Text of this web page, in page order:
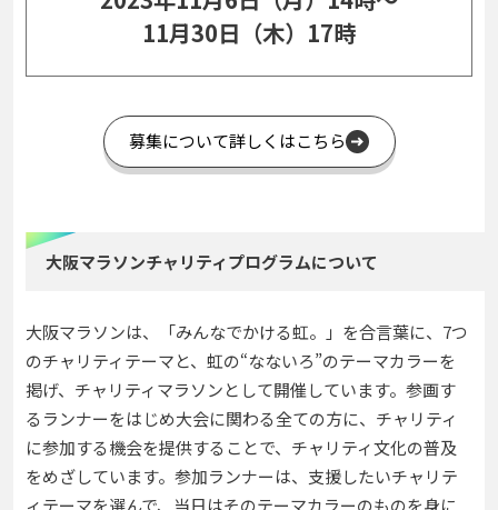
11月30日（木）17時
募集について詳しくはこちら
大阪マラソンチャリティプログラムについて
大阪マラソンは、「みんなでかける虹。」を合言葉に、7つ
のチャリティテーマと、虹の“なないろ”のテーマカラーを
掲げ、チャリティマラソンとして開催しています。参画す
るランナーをはじめ大会に関わる全ての方に、チャリティ
に参加する機会を提供することで、チャリティ文化の普及
をめざしています。参加ランナーは、支援したいチャリテ
ィテーマを選んで、当日はそのテーマカラーのものを身に